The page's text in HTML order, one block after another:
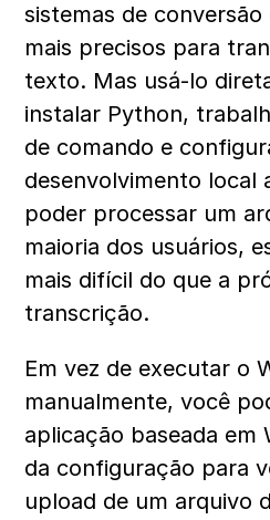
sistemas de
mais precisos para
texto. Mas usá-lo
instalar Python,
de comando e
desenvolvimento local
poder processar um
maioria dos usuários,
mais difícil do que a
transcrição.
Em vez de executar o
manualmente, você
aplicação baseada em
da configuração para
upload de um arquivo